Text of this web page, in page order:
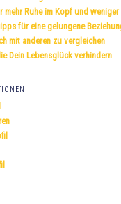
mehr Ruhe im Kopf und weniger
für eine gelungene
mit anderen zu vergleichen
Dein Lebensglück verhindern